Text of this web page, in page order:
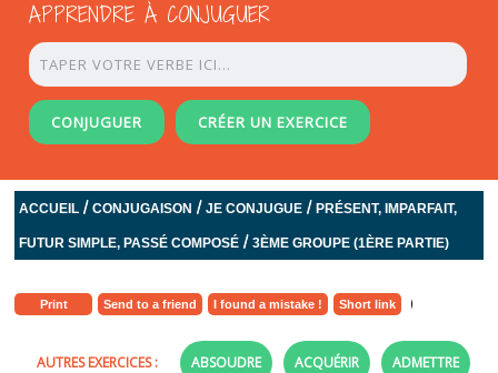
APPRENDRE À CONJUGUER
CONJUGUER CRÉER UN EXERCICE
ACCUEIL /CONJUGAISON /JE CONJUGUE /PRÉSENT, IMPARFAIT,
FUTUR SIMPLE, PASSÉ COMPOSÉ /3ÈME GROUPE (1ÈRE PARTIE)
Print Send to a friend I found a mistake ! Short link
AUTRES EXERCICES : ABSOUDRE ACQUÉRIR ADMETTRE